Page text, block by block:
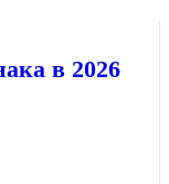
в 2026